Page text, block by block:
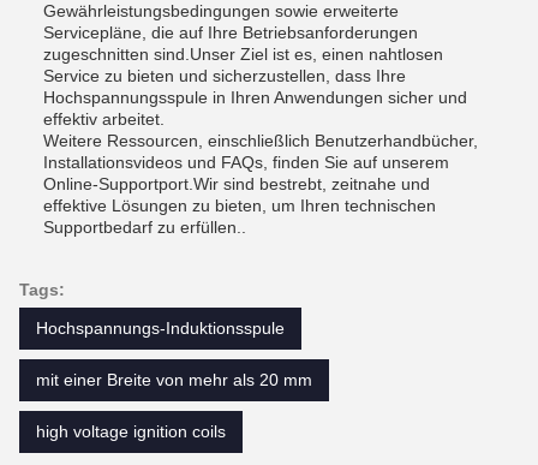
Gewährleistungsbedingungen sowie erweiterte
Servicepläne, die auf Ihre Betriebsanforderungen
zugeschnitten sind.Unser Ziel ist es, einen nahtlosen
Service zu bieten und sicherzustellen, dass Ihre
Hochspannungsspule in Ihren Anwendungen sicher und
effektiv arbeitet.
Weitere Ressourcen, einschließlich Benutzerhandbücher,
Installationsvideos und FAQs, finden Sie auf unserem
Online-Supportport.Wir sind bestrebt, zeitnahe und
effektive Lösungen zu bieten, um Ihren technischen
Supportbedarf zu erfüllen..
Tags:
Hochspannungs-Induktionsspule
mit einer Breite von mehr als 20 mm
high voltage ignition coils